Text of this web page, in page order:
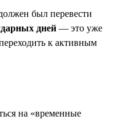
был перевести
дней — это уже
к активным
на «временные